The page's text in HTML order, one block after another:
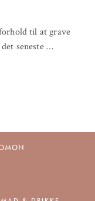
til at grave
seneste …